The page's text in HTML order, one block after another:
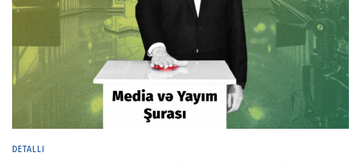
DETALLI